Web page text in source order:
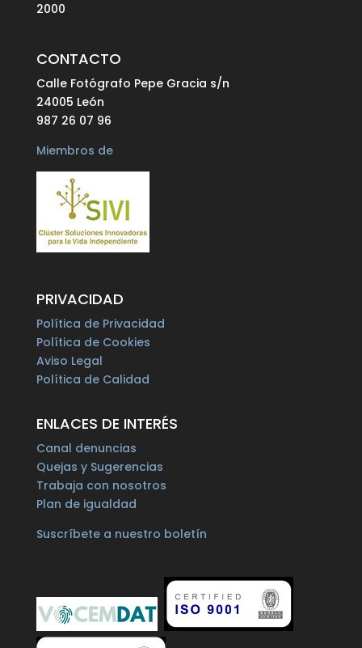
2000
CONTACTO
Calle Fotógrafo Pepe Gracia s/n
24005 León
987 26 07 96
Miembros de
PRIVACIDAD
Política de Privacidad
Política de Cookies
Aviso Legal
Política de Calidad
ENLACES DE INTERÉS
Canal denuncias
Quejas y Sugerencias
Trabaja con nosotros
Plan de igualdad
Suscríbete a nuestro boletín